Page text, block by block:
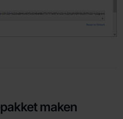
maken